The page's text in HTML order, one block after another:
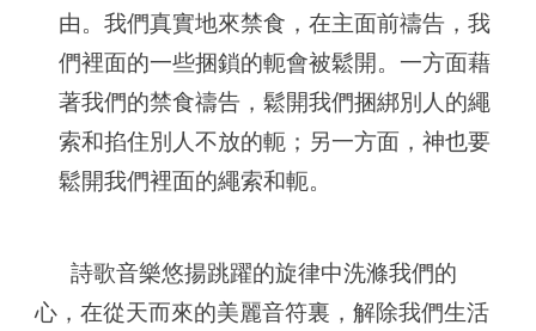
由。我們真實地來禁食，在主面前禱告，我
們裡面的一些捆鎖的軛會被鬆開。一方面藉
著我們的禁食禱告，鬆開我們捆綁別人的繩
索和掐住別人不放的軛；另一方面，神也要
鬆開我們裡面的繩索和軛。
詩歌音樂悠揚跳躍的旋律中洗滌我們的
心，在從天而來的美麗音符裏，解除我們生活